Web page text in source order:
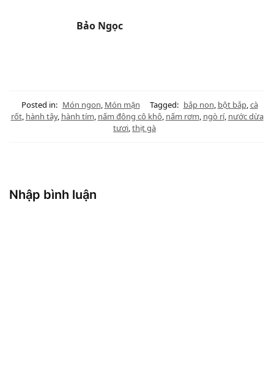
Bảo Ngọc
Posted in: Món ngon, Món mặn Tagged: bắp non, bột bắp,cà
rốt, hành tây, hành tím, nấm đông cô khô, nấm rơm, ngò rí, nước dừa
tươi,thịt gà
Nhập bình luận